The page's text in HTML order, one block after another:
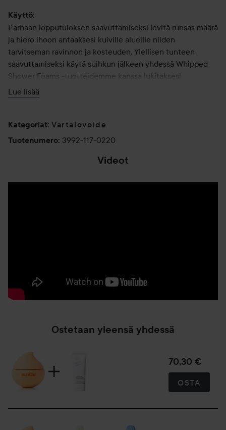
Käyttö:
Parhaan lopputuloksen saavuttamiseksi levitä runsas määrä
ja hiero ihoon antaaksesi kuiville alueille niiden
tarvitseman ravinnon ja kosteuden. Ylellisen tunteen
saavuttamiseksi käytä suihkun jälkeen yhdessä Whipped
Shower Foams -tuotteidemme kanssa lukitaksesi
kosteuden ihoon, jättäen sen silkinpehmeäksi, raikkaaksi ja
vastustamattomaksi.
220 ml
Lue lisää
Kategoriat: Vartalovoide
Tuotenumero: 3992-117-0220
Videot
Ostetaan yleensä yhdessä
70,30 €
OSTA